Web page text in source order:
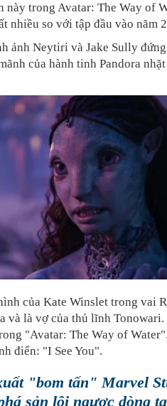
này trong Avatar: The Way of
nhiều so với tập đầu vào năm
ảnh Neytiri và Jake Sully
của hành tinh Pandora
của Kate Winslet trong vai
và là vợ của thủ lĩnh
"Avatar: The Way of
điển: "I See You".
"bom tấn" Marvel
sản lội ngược dòng